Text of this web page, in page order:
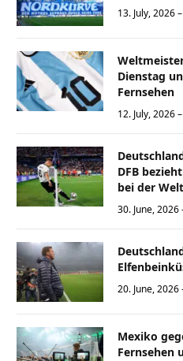
13. July, 2026
Dienstag
Fernsehen
12. July, 2026
DFB
bei der
30. June, 2026
20. June, 2026
Mexiko
Fernsehen